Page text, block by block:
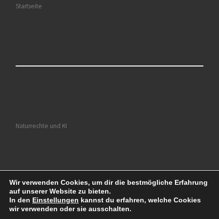
Startseite
Naturrechte und KI
© 2026Ruhrkultour– Alle Rechte vorbehalten
Präsentiert vonWP– Entworfen mit demCustomizr-Theme
Wir verwenden Cookies, um dir die bestmögliche Erfahrung
auf unserer Website zu bieten.
In den Einstellungen kannst du erfahren, welche Cookies
wir verwenden oder sie ausschalten.